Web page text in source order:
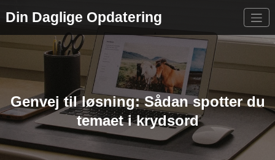
Din Daglige Opdatering
Genvej til løsning: Sådan spotter du
temaet i krydsord